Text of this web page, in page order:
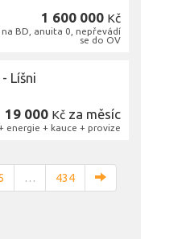
1 600 000 Kč
na BD, anuita 0, nepřevádí
se do OV
Líšni
19 000 Kč za měsíc
energie + kauce + provize
… 434